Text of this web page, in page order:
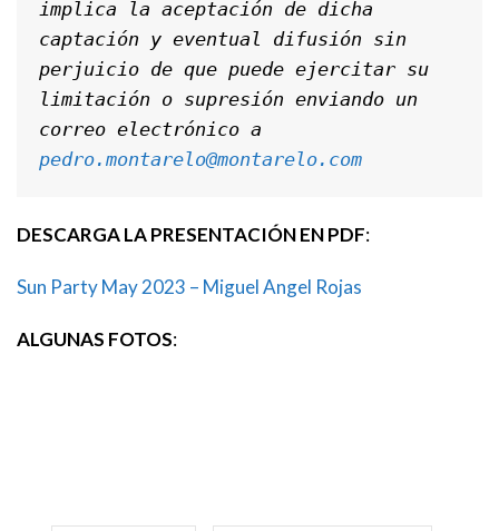
implica la aceptación de dicha
captación y eventual difusión sin
perjuicio de que puede ejercitar su
limitación o supresión enviando un
pedro.montarelo@montarelo.com
DESCARGA LA PRESENTACIÓN EN PDF:
Sun Party May 2023 – Miguel Angel Rojas
ALGUNAS FOTOS: